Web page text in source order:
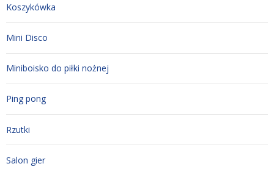
Koszykówka
Mini Disco
Miniboisko do piłki nożnej
Ping pong
Rzutki
Salon gier